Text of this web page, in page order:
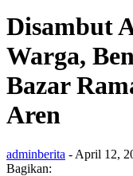
Disambut
Warga,
Bazar
Aren
adminberita - April 12,
Bagikan: